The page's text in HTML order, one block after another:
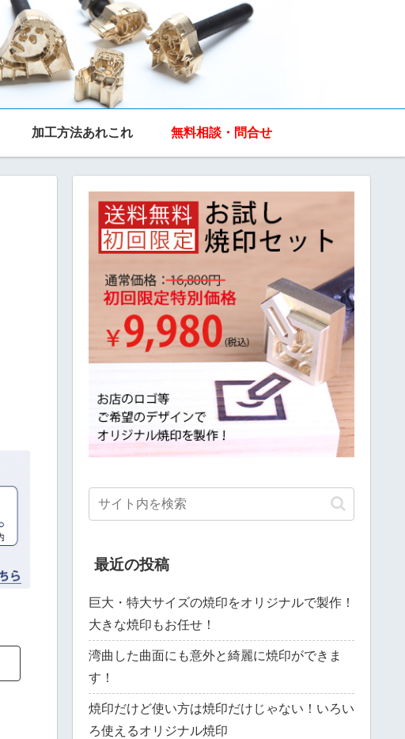
加工方法あれこれ 無料相談・問合せ
最近の投稿
巨大・特大サイズの焼印をオリジナルで製作！
大きな焼印もお任せ！
湾曲した曲面にも意外と綺麗に焼印ができま
す！
焼印だけど使い方は焼印だけじゃない！いろい
ろ使えるオリジナル焼印